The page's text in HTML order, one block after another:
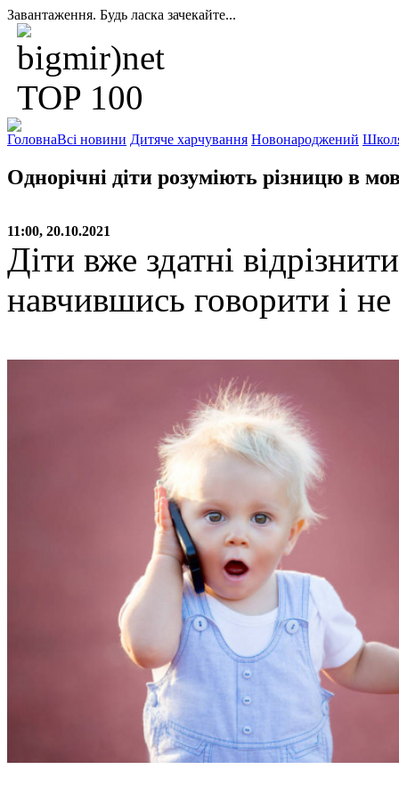
Завантаження. Будь ласка зачекайте...
ГоловнаВсі новини Дитяче харчування Новонароджений
Однорічні діти розуміють різницю в
11:00, 20.10.2021
Діти вже здатні
навчившись говорити і